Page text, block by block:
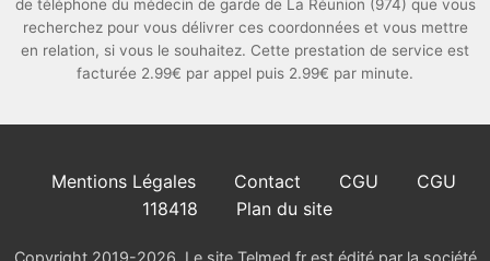
de téléphone du médecin de garde de La Réunion (974) que vous
recherchez pour vous délivrer ces coordonnées et vous mettre
en relation, si vous le souhaitez. Cette prestation de service est
facturée 2.99€ par appel puis 2.99€ par minute.
Mentions Légales Contact CGU
CGU
118418
Plan du site
Copyright 2019-2026. Le site Telmed.fr est édité par la société